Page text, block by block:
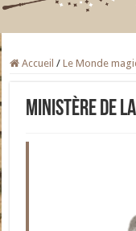
Accueil / Le Monde
Ministère de